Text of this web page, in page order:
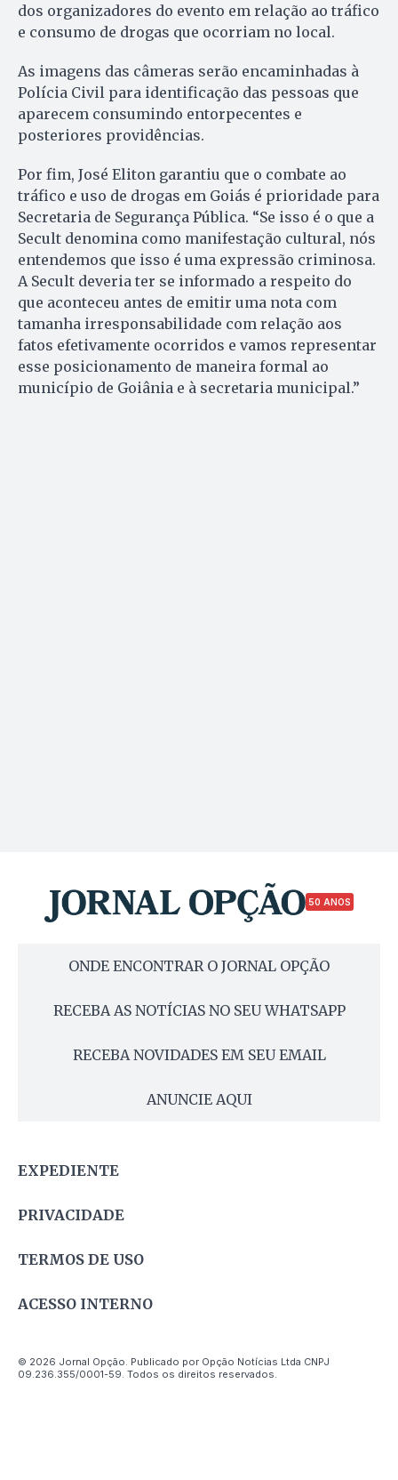
dos organizadores do evento em relação ao tráfico
e consumo de drogas que ocorriam no local.
As imagens das câmeras serão encaminhadas à
Polícia Civil para identificação das pessoas que
aparecem consumindo entorpecentes e
posteriores providências.
Por fim, José Eliton garantiu que o combate ao
tráfico e uso de drogas em Goiás é prioridade para
Secretaria de Segurança Pública. “Se isso é o que a
Secult denomina como manifestação cultural, nós
entendemos que isso é uma expressão criminosa.
A Secult deveria ter se informado a respeito do
que aconteceu antes de emitir uma nota com
tamanha irresponsabilidade com relação aos
fatos efetivamente ocorridos e vamos representar
esse posicionamento de maneira formal ao
município de Goiânia e à secretaria municipal.”
50 ANOS
ONDE ENCONTRAR O JORNAL OPÇÃO
RECEBA AS NOTÍCIAS NO SEU WHATSAPP
RECEBA NOVIDADES EM SEU EMAIL
ANUNCIE AQUI
EXPEDIENTE
PRIVACIDADE
TERMOS DE USO
ACESSO INTERNO
© 2026 Jornal Opção. Publicado por Opção Notícias Ltda CNPJ
09.236.355/0001-59. Todos os direitos reservados.